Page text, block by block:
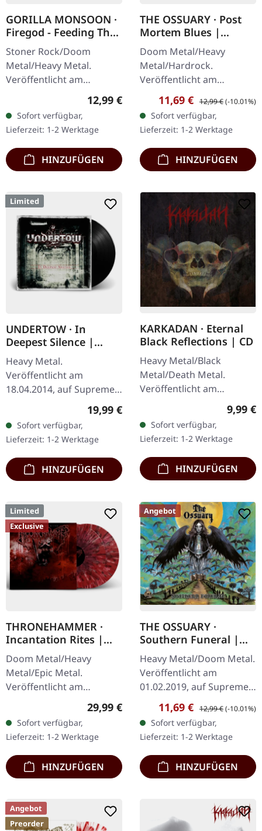
GORILLA MONSOON ·
Firegod - Feeding The
Beast | CD
Stoner Rock/Doom
Metal/Heavy Metal.
Veröffentlicht am
11.05.2018, auf Supreme
Chaos Records. CD im
Jewelcase mit 8-seitigem
Booklet. Das dritte
Album…
Regulärer Preis:
12,99 €
Sofort verfügbar,
Lieferzeit: 1-2 Werktage
HINZUFÜGEN
THE OSSUARY · Post
Mortem Blues |
DIGIPAK CD
Doom Metal/Heavy
Metal/Hardrock.
Veröffentlicht am
17.02.2017, auf Supreme
Chaos Records. Limitierte
Erstauflage als Digipak.
Debüt-Album der…
Verkaufspreis:
11,69 € Regulärer Preis:
12,99 €(-10.01%)
Sofort verfügbar,
Lieferzeit: 1-2 Werktage
HINZUFÜGEN
Limited
UNDERTOW · In
Deepest Silence |
BLACK LP
Heavy Metal.
Veröffentlicht am
18.04.2014, auf Supreme
Schwarzes Vinyl im
Gatefold-Cover. Limitiert
auf 200 Exemplare. · 180g
Vinyl…
Regulärer Preis:
19,99 €
Sofort verfügbar,
Lieferzeit: 1-2 Werktage
HINZUFÜGEN
KARKADAN · Eternal
Black Reflections | CD
Heavy Metal/Black
Metal/Death Metal.
Veröffentlicht am
19.01.2002, auf Supreme
Chaos Records. CD im
Jewelcase. Neuauflage mit
neuem Artwork,…
9,99 €
Sofort verfügbar,
Lieferzeit: 1-2 Werktage
HINZUFÜGEN
Limited
Exclusive
THRONEHAMMER ·
Incantation Rites |
SPLATTER 2LP
Doom Metal/Heavy
Metal/Epic Metal.
Veröffentlicht am
21.10.2022, auf Supreme
Chaos Records. SCR-
exklusives Transparent
Rot/Schwarz/Weiß…
Regulärer Preis:
29,99 €
Sofort verfügbar,
Lieferzeit: 1-2 Werktage
HINZUFÜGEN
Angebot
THE OSSUARY ·
Southern Funeral |
DIGIPAK CD
Heavy Metal/Doom Metal.
Veröffentlicht am
01.02.2019, auf Supreme
Chaos Records.
Erstauflage als CD im
DigiPak mit 12-seitigem
Booklet. Geht es dir…
Verkaufspreis:
11,69 € Regulärer Preis:
12,99 €(-10.01%)
Sofort verfügbar,
Lieferzeit: 1-2 Werktage
HINZUFÜGEN
Angebot
Preorder